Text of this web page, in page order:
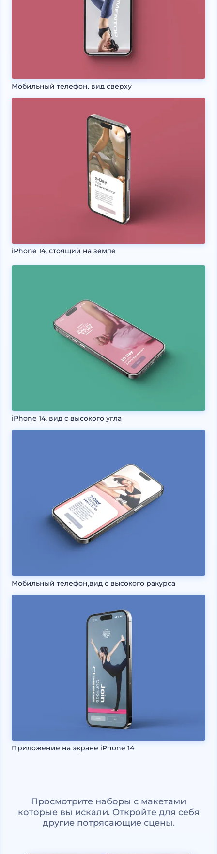
Мобильный телефон, вид сверху
iPhone 14, стоящий на земле
iPhone 14, вид с высокого угла
Мобильный телефон,вид с высокого ракурса
Приложение на экране iPhone 14
Просмотрите наборы с макетами
которые вы искали. Откройте для себя
другие потрясающие сцены.